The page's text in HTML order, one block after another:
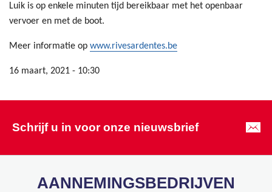
Luik is op enkele minuten tijd bereikbaar met het openbaar
vervoer en met de boot.
Meer informatie op www.rivesardentes.be
16 maart, 2021 - 10:30
Schrijf u in voor onze nieuwsbrief
AANNEMINGSBEDRIJVEN